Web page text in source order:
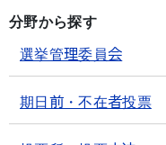
分野から探す
選挙管理委員会
期日前・不在者投票